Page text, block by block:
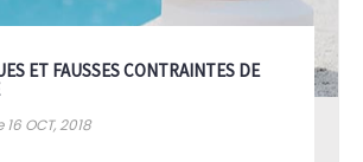
ET FAUSSES CONTRAINTES DE
16 OCT, 2018